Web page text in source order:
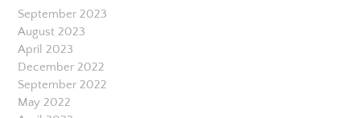
September 2023
August 2023
April 2023
December 2022
September 2022
May 2022